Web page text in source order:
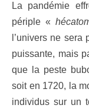
La pandémie
périple «
l’univers ne
puissante, mais
que la peste
soit en 1720, la
individus sur un